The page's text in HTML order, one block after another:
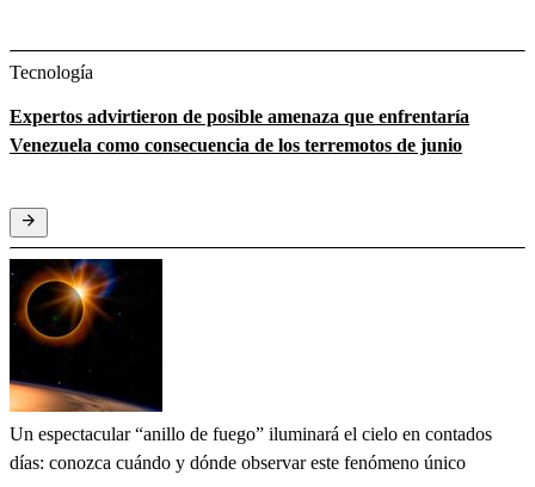
Tecnología
Expertos advirtieron de posible amenaza que enfrentaría
Venezuela como consecuencia de los terremotos de junio
Un espectacular “anillo de fuego” iluminará el cielo en contados
días: conozca cuándo y dónde observar este fenómeno único